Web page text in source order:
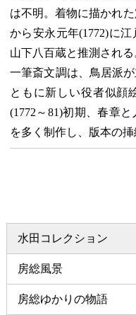
は不明。着物に描かれ
から安永元年(1772)に
山下八百蔵と推測される
一筆斎文調は、鳥居派
ともに新しい役者似顔
(1772～81)初期、春章
を多く制作し、版本の挿
水田コレクション
房総風景
房総ゆかりの物語